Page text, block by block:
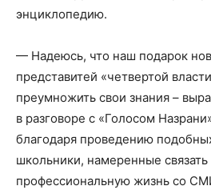
энциклопедию.
— Надеюсь, что наш подарок
представитей «четвертой
преумножить свои знания –
в разговоре с «Голосом
благодаря проведению
школьники, намеренные
профессиональную жизнь со